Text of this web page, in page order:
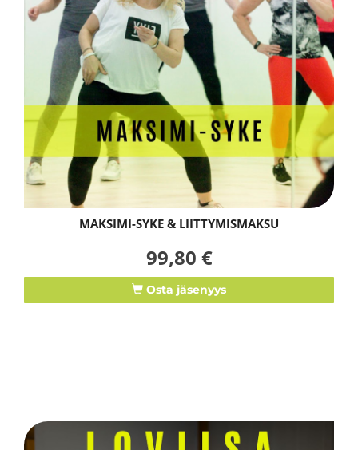
MAKSIMI-SYKE & LIITTYMISMAKSU
99,80 €
Osta jäsenyys